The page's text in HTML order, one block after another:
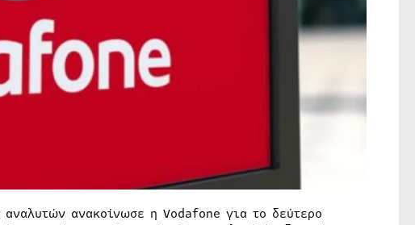
ανακοίνωσε η Vodafone για το δεύτερο